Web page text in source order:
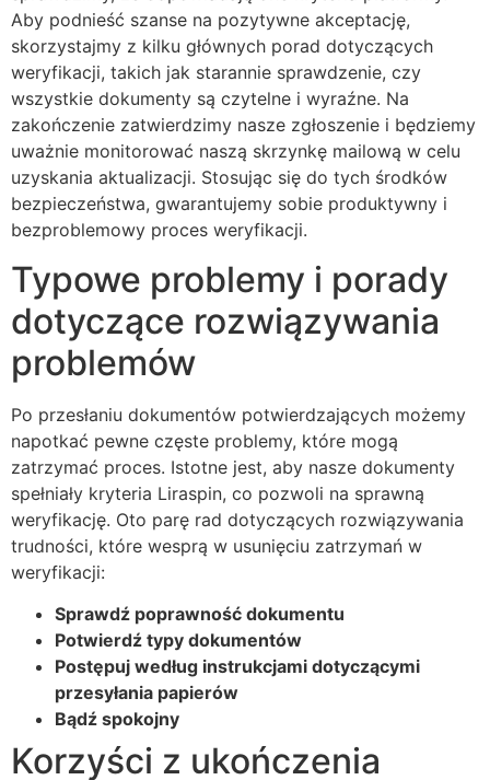
Aby podnieść szanse na pozytywne akceptację,
skorzystajmy z kilku głównych porad dotyczących
weryfikacji, takich jak starannie sprawdzenie, czy
wszystkie dokumenty są czytelne i wyraźne. Na
zakończenie zatwierdzimy nasze zgłoszenie i będziemy
uważnie monitorować naszą skrzynkę mailową w celu
uzyskania aktualizacji. Stosując się do tych środków
bezpieczeństwa, gwarantujemy sobie produktywny i
bezproblemowy proces weryfikacji.
Typowe problemy i porady
dotyczące rozwiązywania
problemów
Po przesłaniu dokumentów potwierdzających możemy
napotkać pewne częste problemy, które mogą
zatrzymać proces. Istotne jest, aby nasze dokumenty
spełniały kryteria Liraspin, co pozwoli na sprawną
weryfikację. Oto parę rad dotyczących rozwiązywania
trudności, które wesprą w usunięciu zatrzymań w
weryfikacji:
Sprawdź poprawność dokumentu
Potwierdź typy dokumentów
Postępuj według instrukcjami dotyczącymi
przesyłania papierów
Bądź spokojny
Korzyści z ukończenia